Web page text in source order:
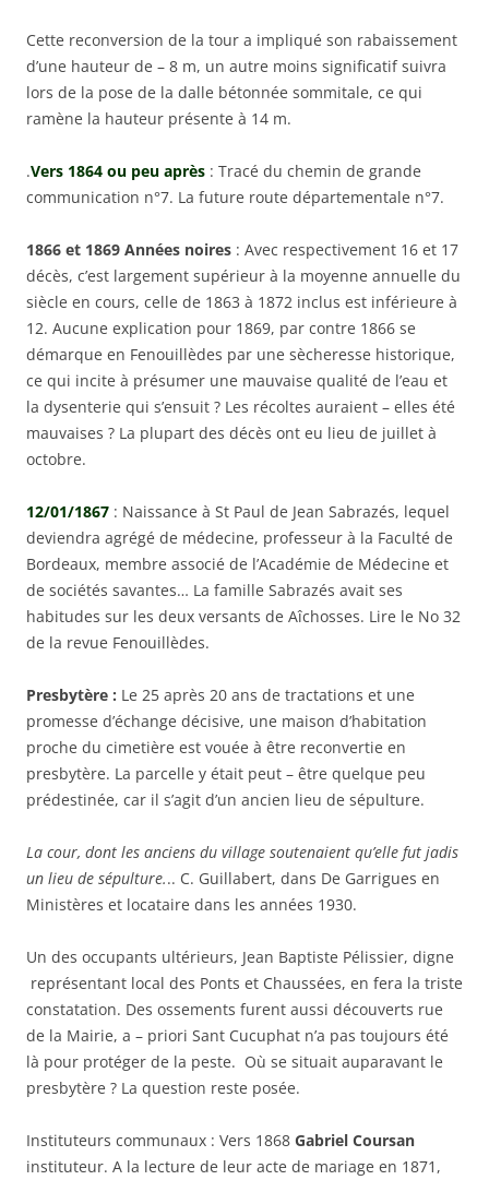
Cette reconversion de la tour a impliqué son rabaissement
d’une hauteur de – 8 m, un autre moins significatif suivra
lors de la pose de la dalle bétonnée sommitale, ce qui
ramène la hauteur présente à 14 m.
.Vers 1864 ou peu après : Tracé du chemin de grande
communication n°7. La future route départementale n°7.
1866 et 1869 Années noires : Avec respectivement 16 et 17
décès, c’est largement supérieur à la moyenne annuelle du
siècle en cours, celle de 1863 à 1872 inclus est inférieure à
12. Aucune explication pour 1869, par contre 1866 se
démarque en Fenouillèdes par une sècheresse historique,
ce qui incite à présumer une mauvaise qualité de l’eau et
la dysenterie qui s’ensuit ? Les récoltes auraient – elles été
mauvaises ? La plupart des décès ont eu lieu de juillet à
octobre.
12/01/1867 : Naissance à St Paul de Jean Sabrazés, lequel
deviendra agrégé de médecine, professeur à la Faculté de
Bordeaux, membre associé de l’Académie de Médecine et
de sociétés savantes… La famille Sabrazés avait ses
habitudes sur les deux versants de Aîchosses. Lire le No 32
de la revue Fenouillèdes.
Presbytère : Le 25 après 20 ans de tractations et une
promesse d’échange décisive, une maison d’habitation
proche du cimetière est vouée à être reconvertie en
presbytère. La parcelle y était peut – être quelque peu
prédestinée, car il s’agit d’un ancien lieu de sépulture.
La cour, dont les anciens du village soutenaient qu’elle fut jadis
un lieu de sépulture... C. Guillabert, dans De Garrigues en
Ministères et locataire dans les années 1930.
Un des occupants ultérieurs, Jean Baptiste Pélissier, digne
représentant local des Ponts et Chaussées, en fera la triste
constatation. Des ossements furent aussi découverts rue
de la Mairie, a – priori Sant Cucuphat n’a pas toujours été
là pour protéger de la peste. Où se situait auparavant le
presbytère ? La question reste posée.
Instituteurs communaux : Vers 1868 Gabriel Coursan
instituteur. A la lecture de leur acte de mariage en 1871,